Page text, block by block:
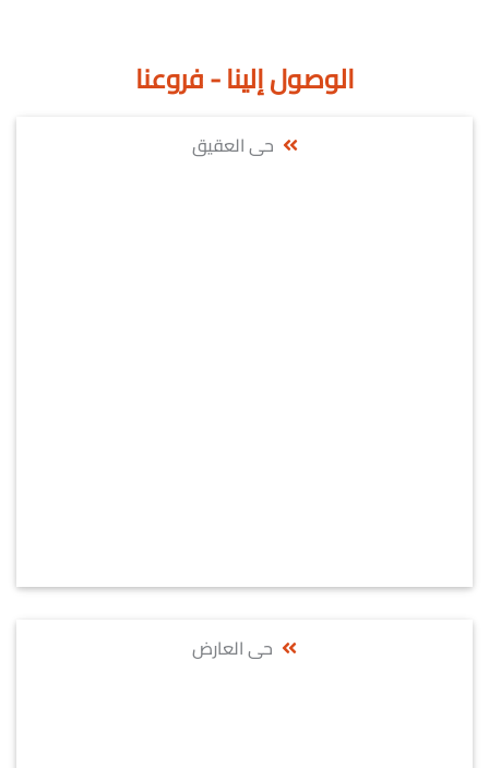
الوصول إلينا - فروعنا
حى العقيق
حى العارض